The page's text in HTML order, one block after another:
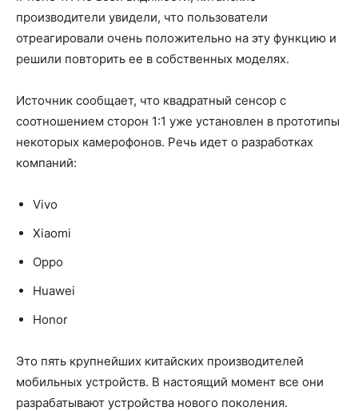
производители увидели, что пользователи
отреагировали очень положительно на эту функцию и
решили повторить ее в собственных моделях.
Источник сообщает, что квадратный сенсор с
соотношением сторон 1:1 уже установлен в прототипы
некоторых камерофонов. Речь идет о разработках
компаний:
Vivo
Xiaomi
Oppo
Huawei
Honor
Это пять крупнейших китайских производителей
мобильных устройств. В настоящий момент все они
разрабатывают устройства нового поколения.